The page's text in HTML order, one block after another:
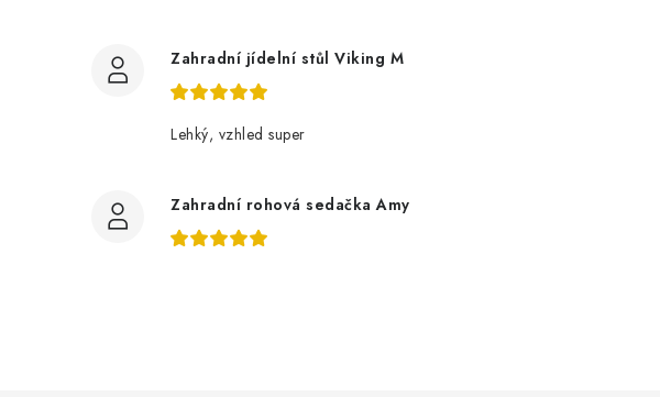
Zahradní jídelní stůl Viking M
Lehký, vzhled super
Zahradní rohová sedačka Amy